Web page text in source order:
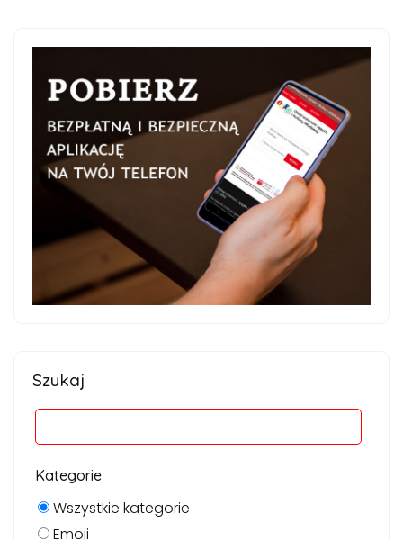
Szukaj
Kategorie
Wszystkie kategorie
Emoji